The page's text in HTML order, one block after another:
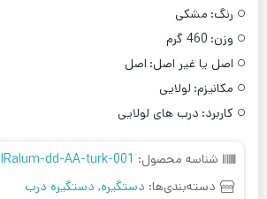
رنگ: مشکی
وزن: 460 گرم
اصل یا غیر اصل: اصل
مکانیزم: لولایی
کاربرد: درب های لولایی
شناسه محصول: IRalum-dd-AA-turk-001
دسته‌بندی‌ها: دستگیره, دستگیره درب